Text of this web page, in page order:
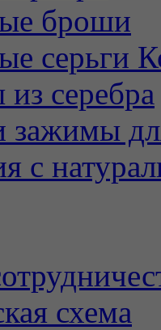
броши
серьги
серебра
зажимы
с
схема